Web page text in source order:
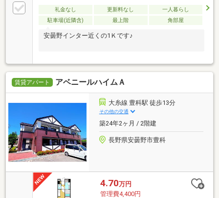
礼金なし 更新料なし
一人暮らし
駐車場(近隣含)
最上階 角部屋
安曇野インター近くの1Ｋです♪
賃貸アパート アベニールハイムＡ
大糸線 豊科駅 徒歩13分
その他の交通
築24年2ヶ月 / 2階建
長野県安曇野市豊科
4.70万円
管理費4,400円